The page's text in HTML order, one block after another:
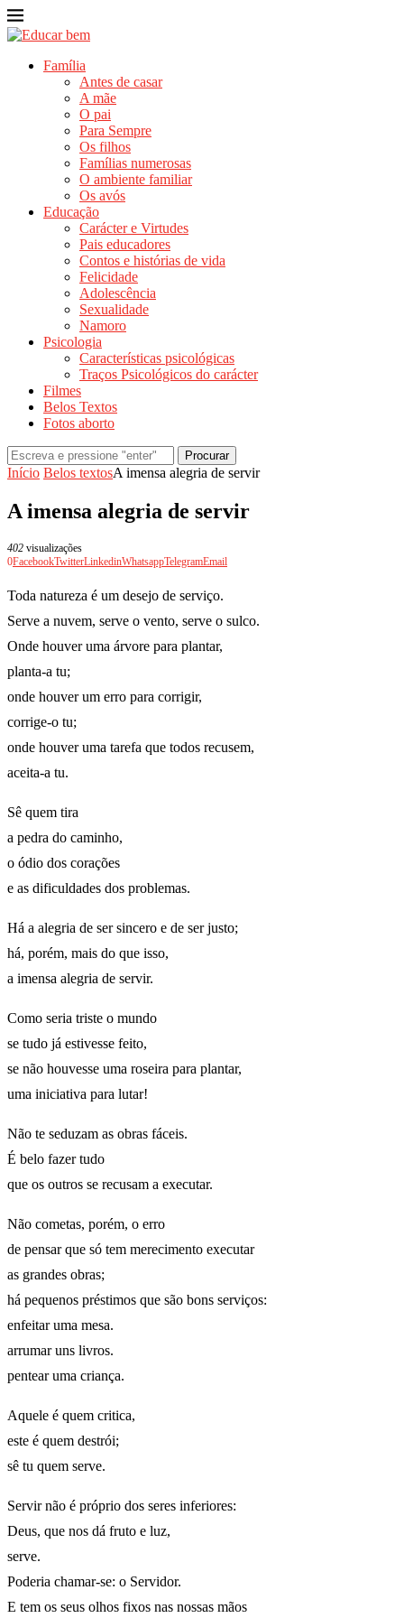
Família
Antes de casar
A mãe
O pai
Para Sempre
Os filhos
Famílias numerosas
O ambiente familiar
Os avós
Educação
Carácter e Virtudes
Pais educadores
Contos e histórias de vida
Felicidade
Adolescência
Sexualidade
Namoro
Psicologia
Características psicológicas
Traços Psicológicos do carácter
Filmes
Belos Textos
Fotos aborto
Procurar
Início Belos textosA imensa alegria de servir
A imensa alegria de servir
402 visualizações
0FacebookTwitterLinkedinWhatsappTelegramEmail
Toda natureza é um desejo de serviço.
Serve a nuvem, serve o vento, serve o sulco.
Onde houver uma árvore para plantar,
planta-a tu;
onde houver um erro para corrigir,
corrige-o tu;
onde houver uma tarefa que todos recusem,
aceita-a tu.
Sê quem tira
a pedra do caminho,
o ódio dos corações
e as dificuldades dos problemas.
Há a alegria de ser sincero e de ser justo;
há, porém, mais do que isso,
a imensa alegria de servir.
Como seria triste o mundo
se tudo já estivesse feito,
se não houvesse uma roseira para plantar,
uma iniciativa para lutar!
Não te seduzam as obras fáceis.
É belo fazer tudo
que os outros se recusam a executar.
Não cometas, porém, o erro
de pensar que só tem merecimento executar
as grandes obras;
há pequenos préstimos que são bons serviços:
enfeitar uma mesa.
arrumar uns livros.
pentear uma criança.
Aquele é quem critica,
este é quem destrói;
sê tu quem serve.
Servir não é próprio dos seres inferiores:
Deus, que nos dá fruto e luz,
serve.
Poderia chamar-se: o Servidor.
E tem os seus olhos fixos nas nossas mãos